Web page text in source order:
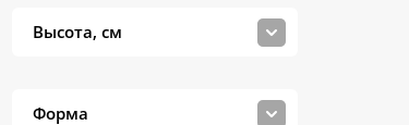
Высота, см
Форма